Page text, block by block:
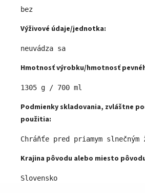
bez
Výživové údaje/jednotka:
neuvádza sa
Hmotnosť výrobku/hmotnosť
1305 g / 700 ml
Podmienky skladovania, zvláštne
použitia:
Chráňťe pred priamym
Krajina pôvodu alebo miesto
Slovensko